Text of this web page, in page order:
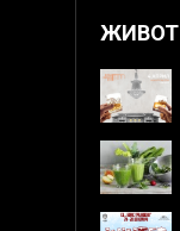
ЖИВОТ